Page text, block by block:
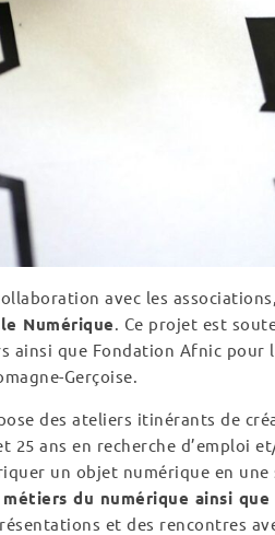
avec les associations,
Numérique . Ce projet est
ainsi que Fondation Afnic pour
Gerçoise.
des ateliers itinérants de
25 ans en recherche d’emploi
un objet numérique en
du numérique ainsi que
et des rencontres